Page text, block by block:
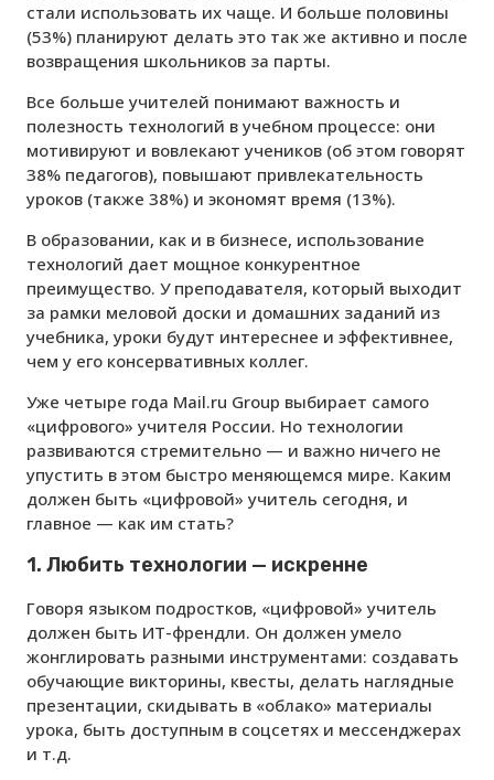
стали использовать их чаще. И больше половины
(53%) планируют делать это так же активно и после
возвращения школьников за парты.
Все больше учителей понимают важность и
полезность технологий в учебном процессе: они
мотивируют и вовлекают учеников (об этом говорят
38% педагогов), повышают привлекательность
уроков (также 38%) и экономят время (13%).
В образовании, как и в бизнесе, использование
технологий дает мощное конкурентное
преимущество. У преподавателя, который выходит
за рамки меловой доски и домашних заданий из
учебника, уроки будут интереснее и эффективнее,
чем у его консервативных коллег.
Уже четыре года Mail.ru Group выбирает самого
«цифрового» учителя России. Но технологии
развиваются стремительно — и важно ничего не
упустить в этом быстро меняющемся мире. Каким
должен быть «цифровой» учитель сегодня, и
главное — как им стать?
1. Любить технологии — искренне
Говоря языком подростков, «цифровой» учитель
должен быть ИТ-френдли. Он должен умело
жонглировать разными инструментами: создавать
обучающие викторины, квесты, делать наглядные
презентации, скидывать в «облако» материалы
урока, быть доступным в соцсетях и мессенджерах
и т.д.